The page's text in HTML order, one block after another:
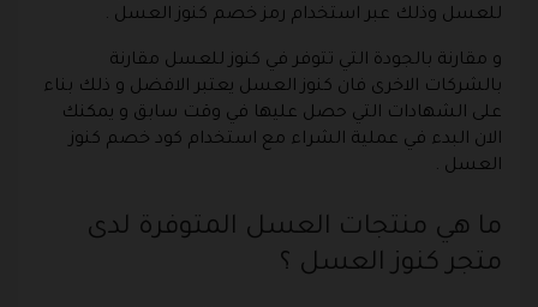
للعسل وذلك عبر استخدام رمز خصم كنوز العسل .
و مقارنة بالجودة التي تتوفر في كنوز للعسل مقارنة
بالشركات الاخرى فان كنوز العسل يعتبر الافضل و ذلك بناء
على الشهادات التي حصل عليها في وقت سابق و يمكنك
الان البدء في عملية الشراء مع استخدام كود خصم كنوز
العسل .
ما هي منتجات العسل المتوفرة لدى
متجر كنوز العسل ؟